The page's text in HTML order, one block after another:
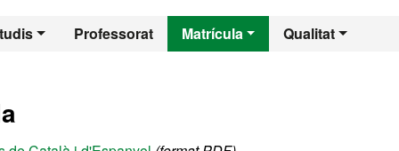
Professorat Matrícula Qualitat
de Català i